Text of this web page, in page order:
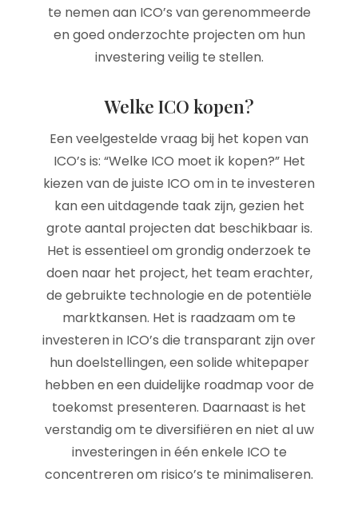
te nemen aan ICO’s van gerenommeerde
en goed onderzochte projecten om hun
investering veilig te stellen.
Welke ICO kopen?
Een veelgestelde vraag bij het kopen van
ICO’s is: “Welke ICO moet ik kopen?” Het
kiezen van de juiste ICO om in te investeren
kan een uitdagende taak zijn, gezien het
grote aantal projecten dat beschikbaar is.
Het is essentieel om grondig onderzoek te
doen naar het project, het team erachter,
de gebruikte technologie en de potentiële
marktkansen. Het is raadzaam om te
investeren in ICO’s die transparant zijn over
hun doelstellingen, een solide whitepaper
hebben en een duidelijke roadmap voor de
toekomst presenteren. Daarnaast is het
verstandig om te diversifiëren en niet al uw
investeringen in één enkele ICO te
concentreren om risico’s te minimaliseren.